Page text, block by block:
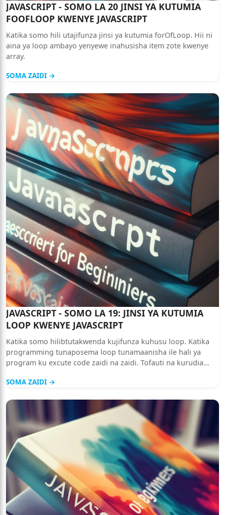
JAVASCRIPT - SOMO LA 20 JINSI YA KUTUMIA
FOOFLOOP KWENYE JAVASCRIPT
Katika somo hili utajifunza jinsi ya kutumia forOfLoop. Hii ni
aina ya loop ambayo yenyewe inahusisha item zote kwenye
array.
SOMA ZAIDI →
JAVASCRIPT - SOMO LA 19: JINSI YA KUTUMIA
LOOP KWENYE JAVASCRIPT
Katika somo hilibtutakwenda kujifunza kuhusu loop. Katika
programming tunaposema loop tunamaanisha ile hali ya
program ku excute code zaidi na zaidi. Tofauti na kurudia
hayohayo basi unapotumia lo
SOMA ZAIDI →